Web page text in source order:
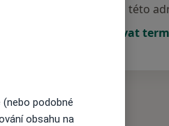
termínu na této
Rezervovat
podobné
obsahu na